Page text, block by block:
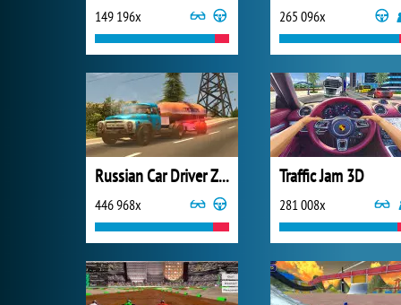
149 196x 265 096x
Russian Car Driver ZIL 130
446 968x
Traffic Jam 3D
281 008x